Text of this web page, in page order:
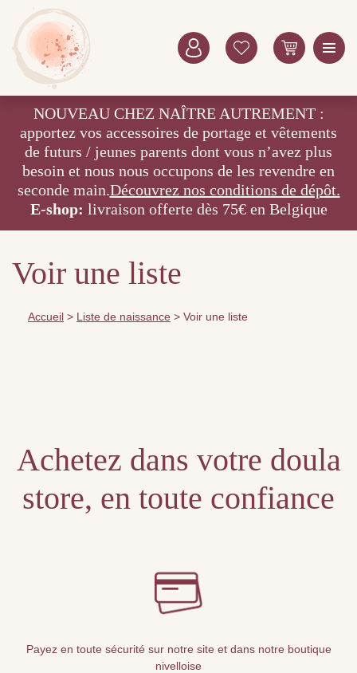
NOUVEAU CHEZ NAÎTRE AUTREMENT :
apportez vos accessoires de portage et vêtements
de futurs / jeunes parents dont vous n’avez plus
besoin et nous nous occupons de les revendre en
seconde main.Découvrez nos conditions de dépôt.
E-shop: livraison offerte dès 75€ en Belgique
Voir une liste
Accueil > Liste de naissance > Voir une liste
Achetez dans votre doula
store, en toute confiance
Payez en toute sécurité sur notre site et dans notre boutique
nivelloise